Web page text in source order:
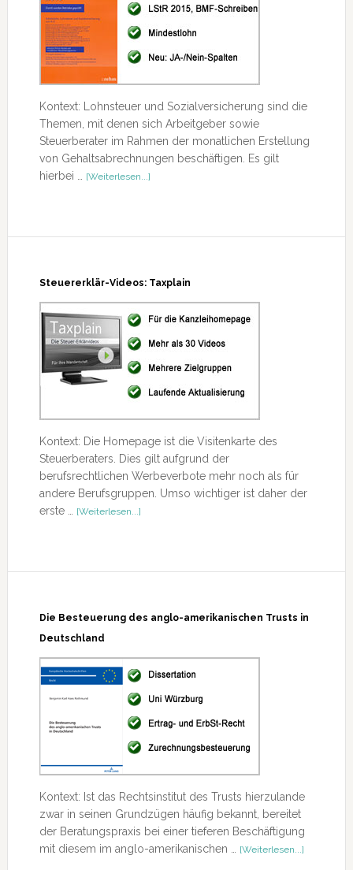
Kontext: Lohnsteuer und Sozialversicherung sind die
Themen, mit denen sich Arbeitgeber sowie
Steuerberater im Rahmen der monatlichen Erstellung
von Gehaltsabrechnungen beschäftigen. Es gilt
hierbei …
[Weiterlesen...]ÜberLexikon
Steuererklär-Videos: Taxplain
Kontext: Die Homepage ist die Visitenkarte des
Steuerberaters. Dies gilt aufgrund der
berufsrechtlichen Werbeverbote mehr noch als für
andere Berufsgruppen. Umso wichtiger ist daher der
erste …
[Weiterlesen...]ÜberSteuererklär-
Die Besteuerung des anglo-amerikanischen Trusts in
Deutschland
Kontext: Ist das Rechtsinstitut des Trusts hierzulande
zwar in seinen Grundzügen häufig bekannt, bereitet
der Beratungspraxis bei einer tieferen Beschäftigung
mit diesem im anglo-amerikanischen …
[Weiterlesen...]ÜberDie